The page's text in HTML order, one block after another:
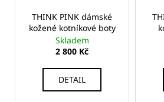
THINK PINK dámské
kožené kotníkové boty
Skladem
2 800 Kč
DETAIL